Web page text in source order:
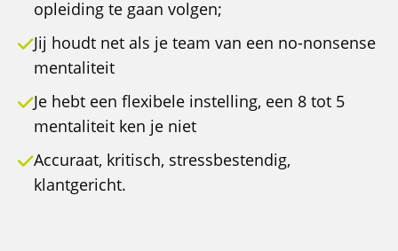
opleiding te gaan volgen;
Jij houdt net als je team van een no-nonsense
mentaliteit
Je hebt een flexibele instelling, een 8 tot 5
mentaliteit ken je niet
Accuraat, kritisch, stressbestendig,
klantgericht.